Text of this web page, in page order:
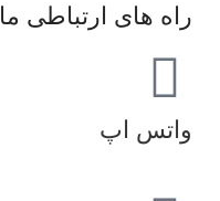
راه های ارتباطی ما
واتس اپ